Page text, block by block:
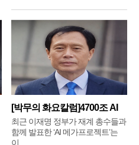
[박무의 화요칼럼]4700조 AI
메
최근 이재명 정부가 재계 총수들과
함께 발표한 ‘AI 메가프로젝트’는
이